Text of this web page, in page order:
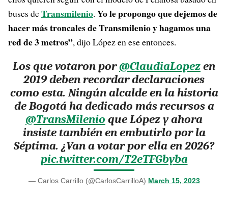
buses deTransmilenio. Yo le propongo que dejemos de
hacer más troncales de Transmilenio y hagamos una
red de 3 metros”, dijo López en ese entonces.
Los que votaron por@ClaudiaLopezen
2019 deben recordar declaraciones
como esta. Ningún alcalde en la historia
de Bogotá ha dedicado más recursos a
@TransMilenio que López y ahora
insiste también en embutirlo por la
Séptima. ¿Van a votar por ella en 2026?
pic.twitter.com/T2eTFGbyba
— Carlos Carrillo (@CarlosCarrilloA) March 15, 2023